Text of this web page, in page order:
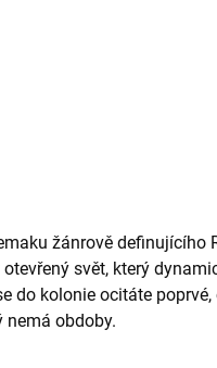
žánrově definujícího
svět, který
do kolonie ocitáte poprvé,
nemá obdoby.